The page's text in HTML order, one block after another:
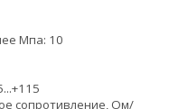
Мпа: 10
сопротивление, Ом/